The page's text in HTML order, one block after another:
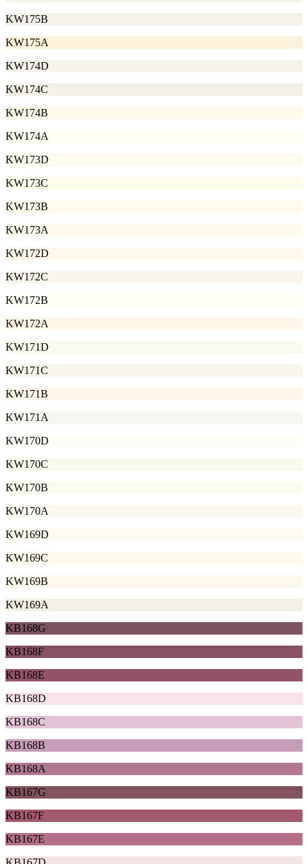
KW175B
KW175A
KW174D
KW174C
KW174B
KW174A
KW173D
KW173C
KW173B
KW173A
KW172D
KW172C
KW172B
KW172A
KW171D
KW171C
KW171B
KW171A
KW170D
KW170C
KW170B
KW170A
KW169D
KW169C
KW169B
KW169A
KB168G
KB168F
KB168E
KB168D
KB168C
KB168B
KB168A
KB167G
KB167F
KB167E